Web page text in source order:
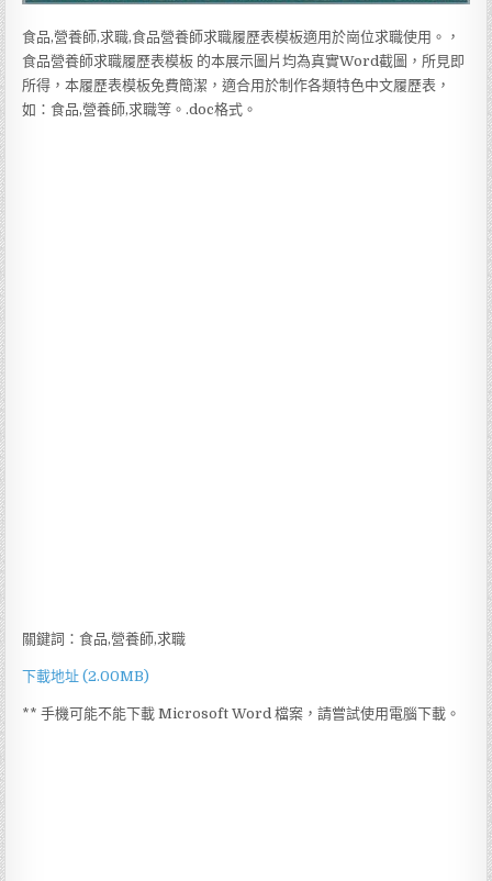
食品,營養師,求職,食品營養師求職履歷表模板適用於崗位求職使用。，
食品營養師求職履歷表模板 的本展示圖片均為真實Word截圖，所見即
所得，本履歷表模板免費簡潔，適合用於制作各類特色中文履歷表，
如：食品,營養師,求職等。.doc格式。
關鍵詞：食品,營養師,求職
下載地址 (2.00MB)
** 手機可能不能下載 Microsoft Word 檔案，請嘗試使用電腦下載。